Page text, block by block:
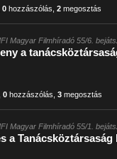
0hozzászólás 2megosztás
Magyar Filmhíradó 55/6.
a
0hozzászólás 3megosztás
Magyar Filmhíradó 55/1.
a